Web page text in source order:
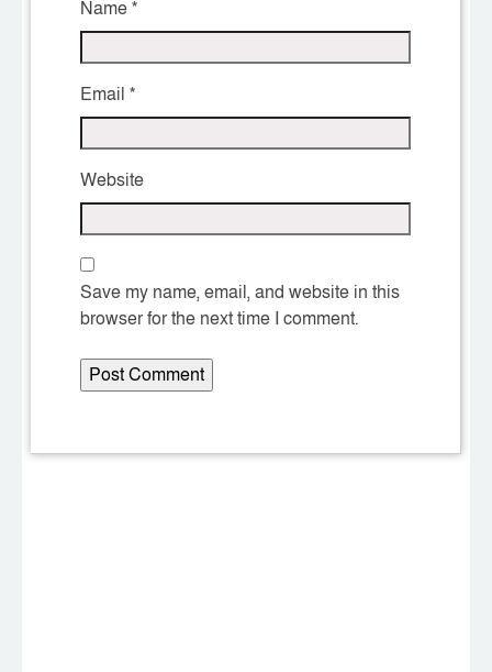
Name*
Email *
Website
Save my name, email, and website in this
browser for the next time I comment.